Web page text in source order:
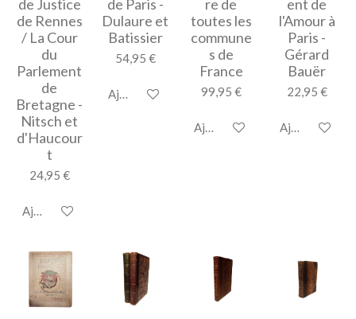
de Justice
de Rennes
/ La Cour
du
Parlement
de
Bretagne -
Nitsch et
d'Haucour
t
24,95 €
Ajouter au panier
de Paris -
Dulaure et
Batissier
54,95 €
Ajouter au panier
re de
toutes les
commune
s de
France
99,95 €
Ajouter au panier
ent de
l'Amour à
Paris -
Gérard
Bauër
22,95 €
Ajouter au